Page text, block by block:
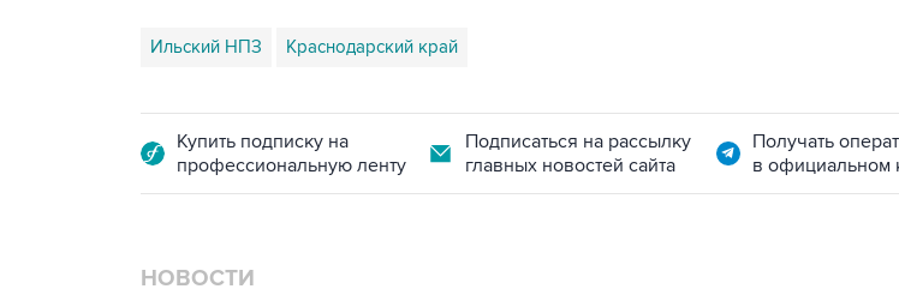
Ильский НПЗ Краснодарский край
Купить подписку на
профессиональную ленту
Подписаться на рассылку
главных новостей сайта
Получать
в официальном
НОВОСТИ